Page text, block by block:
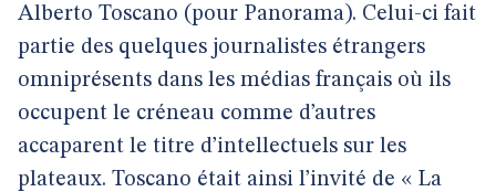
Alberto Toscano (pour Panorama). Celui-ci fait
partie des quelques journalistes étrangers
omniprésents dans les médias français où ils
occupent le créneau comme d’autres
accaparent le titre d’intellectuels sur les
plateaux. Toscano était ainsi l’invité de « La